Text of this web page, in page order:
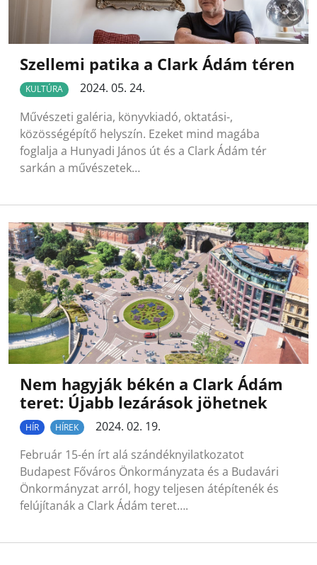
Szellemi patika a Clark Ádám téren
KULTÚRA
2024. 05. 24.
Művészeti galéria, könyvkiadó, oktatási-,
közösségépítő helyszín. Ezeket mind magába
foglalja a Hunyadi János út és a Clark Ádám tér
sarkán a művészetek…
Nem hagyják békén a Clark Ádám
teret: Újabb lezárások jöhetnek
HÍR HÍREK
2024. 02. 19.
Február 15-én írt alá szándéknyilatkozatot
Budapest Főváros Önkormányzata és a Budavári
Önkormányzat arról, hogy teljesen átépítenék és
felújítanák a Clark Ádám teret….